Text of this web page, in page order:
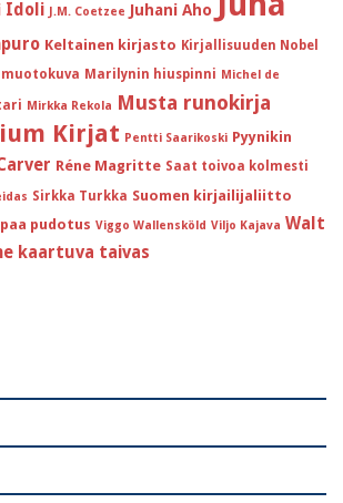
Idoli J.M. Coetzee Juhani Aho
Keltainen kirjasto Kirjallisuuden Nobel
Marilynin hiuspinni Michel de
Mirkka Rekola Musta runokirja
Kirjat Pentti Saarikoski Pyynikin
Réne Magritte Saat toivoa kolmesti
Sirkka Turkka Suomen kirjailijaliitto
pudotus Viggo Wallensköld Viljo Kajava Walt
kaartuva taivas